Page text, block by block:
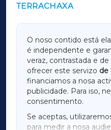
TERRACHAXA
O noso contido está
é independente e
veraz, contrastada e
ofrecer este servizo de
financiamos a nosa
publicidade. Para iso,
consentimento.
Se aceptas,
para medir a nosa
OUTROS